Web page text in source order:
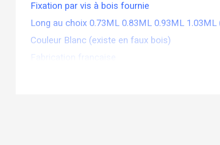
Fixation par vis à bois fournie
Long au choix 0.73ML 0.83ML 0.93ML
Couleur Blanc (existe en faux bois)
Fabrication française